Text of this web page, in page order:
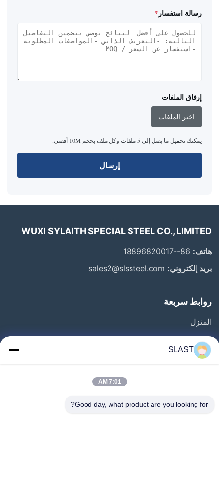
رسالة استفسار *
إرفاق الملفات
اختر الملفات
يمكنك تحميل ما يصل إلى 5 ملفات وكل ملف بحجم 10M أقصى.
إرسال
WUXI SYLAITH SPECIAL STEEL CO., LIMITED
هاتف:
بريد إلكتروني:
روابط سريعة
المنزل
المنتجات
مقاطع فيديو
مراقبة الجودة
SLAST
7:01 AM
Good day, what product are you looking for?